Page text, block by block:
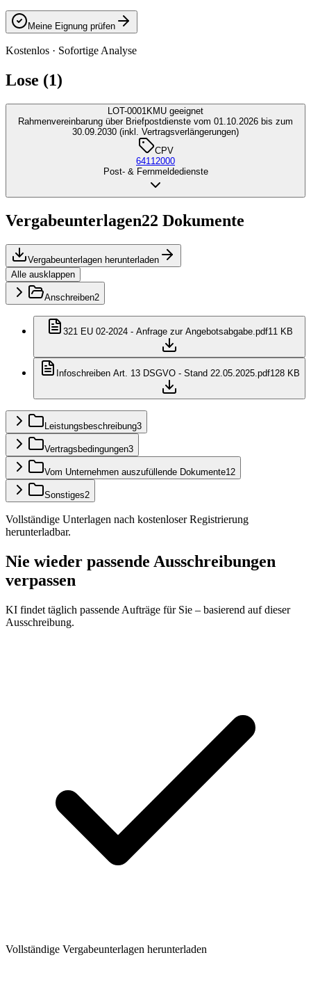
Meine Eignung prüfen
Kostenlos · Sofortige Analyse
Lose (1)
LOT-0001KMU geeignet
Rahmenvereinbarung über Briefpostdienste vom 01.10.2026 bis zum
30.09.2030 (inkl. Vertragsverlängerungen)
CPV
64112000
Post- & Fernmeldedienste
Vergabeunterlagen22 Dokumente
Vergabeunterlagen herunterladen
Alle ausklappen
Anschreiben2
321 EU 02-2024 - Anfrage zur Angebotsabgabe.pdf11 KB
Infoschreiben Art. 13 DSGVO - Stand 22.05.2025.pdf128 KB
Leistungsbeschreibung3
Vertragsbedingungen3
Vom Unternehmen auszufüllende Dokumente12
Sonstiges2
Vollständige Unterlagen nach kostenloser Registrierung
herunterladbar.
Nie wieder passende Ausschreibungen
verpassen
KI findet täglich passende Aufträge für Sie – basierend auf dieser
Ausschreibung.
Vollständige Vergabeunterlagen herunterladen